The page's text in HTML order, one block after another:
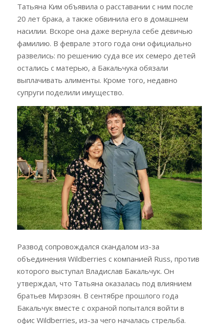
Татьяна Ким объявила о расставании с ним после
20 лет брака, а также обвинила его в домашнем
насилии. Вскоре она даже вернула себе девичью
фамилию. В феврале этого года они официально
развелись: по решению суда все их семеро детей
остались с матерью, а Бакальчука обязали
выплачивать алименты. Кроме того, недавно
супруги поделили имущество.
Развод сопровождался скандалом из-за
объединения Wildberries с компанией Russ, против
которого выступал Владислав Бакальчук. Он
утверждал, что Татьяна оказалась под влиянием
братьев Мирзоян. В сентябре прошлого года
Бакальчук вместе с охраной попытался войти в
офис Wildberries, из-за чего началась стрельба.